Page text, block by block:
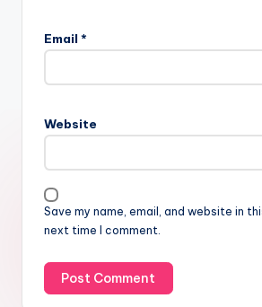
Email *
Website
Save my name, email, and website in
next time I comment.